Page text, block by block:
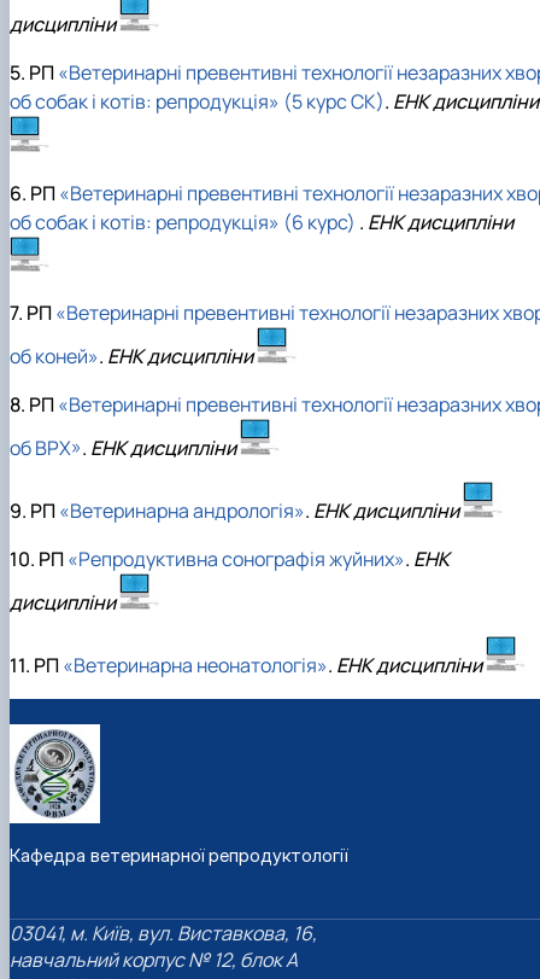
дисципліни
5. РП«Ветеринарні превентивні технології незаразних
об собак і котів: репродукція» (5 курс СК). ЕНК дисципліни
6. РП«Ветеринарні превентивні технології незаразних
об собак і котів: репродукція» (6 курс) . ЕНК дисципліни
7. РП«Ветеринарні превентивні технології незаразних
об коней». ЕНК дисципліни
8. РП«Ветеринарні превентивні технології незаразних
об ВРХ». ЕНК дисципліни
9. РП«Ветеринарна андрологія». ЕНК дисципліни
10. РП«Репродуктивна сонографія жуйних». ЕНК
дисципліни
11. РП«Ветеринарна неонатологія». ЕНК дисципліни
Кафедра ветеринарної репродуктології
03041, м. Київ, вул. Виставкова, 16,
навчальний корпус № 12, блок А